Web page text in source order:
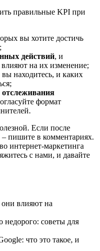
правильные KPI при
вы хотите достичь
действий, и
влияют на их изменение;
вы находитесь, и каких
формат
Если после
пишите в комментариях.
интернет-маркетинга
с нами, и давайте
влияют на
недорого: советы для
что это такое, и